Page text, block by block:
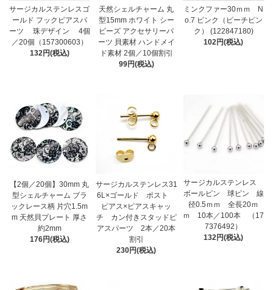
サージカルステンレスゴ
ールド フックピアスパ
ーツ 珠デザイン 4個
／20個（157300603）
132円(税込)
天然シェルチャーム 丸
型15mm ホワイト シー
ビーズ アクセサリーパ
ーツ 貝素材 ハンドメイ
ド素材 2個／10個割引
99円(税込)
ミンクファー30ｍｍ N
o.7 ピンク（ピーチピン
ク） (122847180)
102円(税込)
【2個／20個】30mm 丸
型シェルチャーム ブラ
ックレース柄 片穴1.5m
m 天然貝プレート 厚さ
約2mm
176円(税込)
サージカルステンレス31
6L×ゴールド ポスト
ピアス×ピアスキャッ
チ カン付きスタッドピ
アスパーツ 2本／20本
割引
230円(税込)
サージカルステンレス
ボールピン 球ピン 線
径0.5ｍｍ 全長20ｍ
ｍ 10本／100本 （17
7376492）
132円(税込)